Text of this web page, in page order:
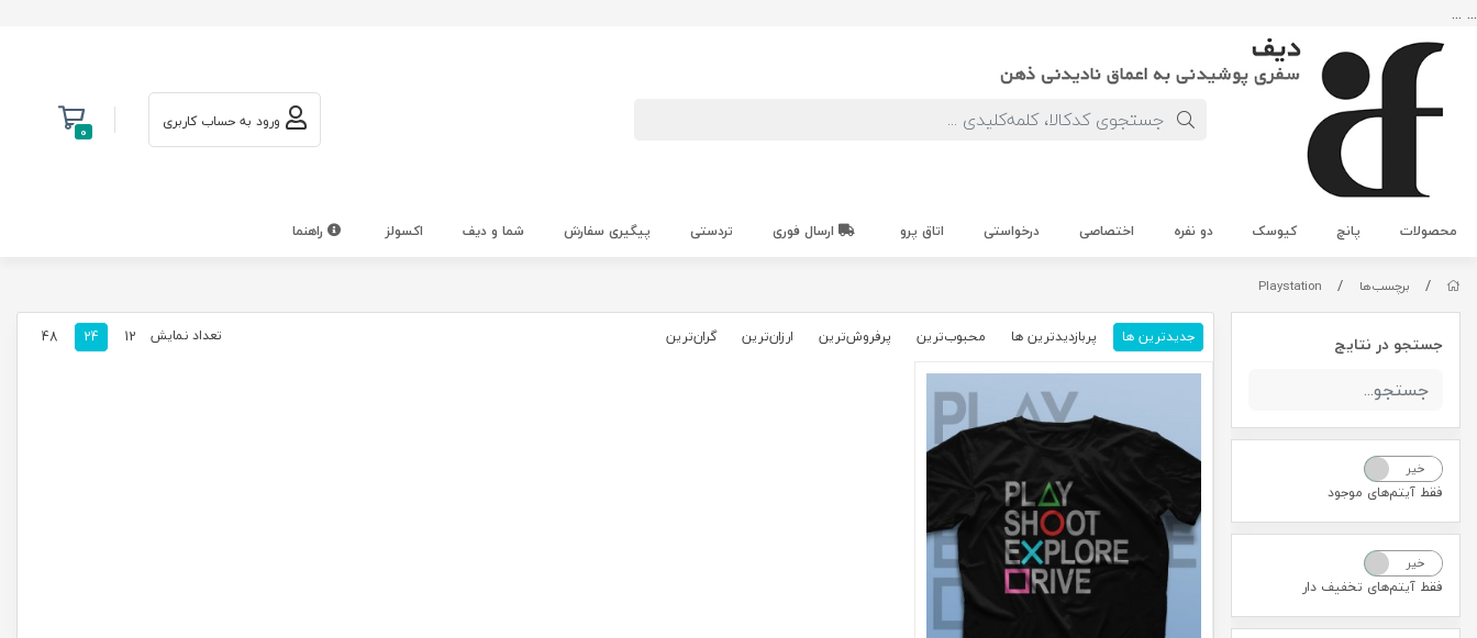
... ...
ورود به حساب کاربری 0
محصولات پانچ کیوسک دو نفره اختصاصی درخواستی اتاق پرو ارسال فوری تردستی پیگیری سفارش شما و دیف اکسولز راهنما
/ برچسب‌ها /
Playstation
جستجو در نتایج
خیر
فقط آیتم‌های موجود
خیر
فقط آیتم‌های تخفیف دار
جدیدترین ها پربازدیدترین ها محبوب‌‌ترین پرفروش‌ترین ارزان‌ترین گران‌ترین تعداد نمایش 12
24
48